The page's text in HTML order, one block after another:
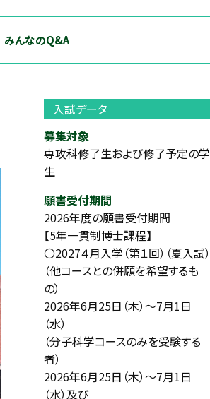
みんなのQ&A
入試データ
募集対象
専攻科修了生および修了予定の学
生
願書受付期間
2026年度の願書受付期間
【5年一貫制博士課程】
〇2027４月入学（第１回）（夏入試）
（他コースとの併願を希望するも
の）
2026年6月25日（木）～7月1日
（水）
（分子科学コースのみを受験する
者）
2026年6月25日（木）～7月1日
（水）及び